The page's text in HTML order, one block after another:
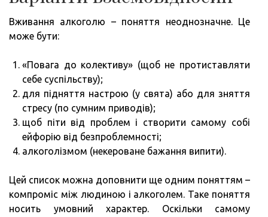
Вживання алкоголю – поняття неоднозначне. Це
може бути:
«Повага до колективу» (щоб не протиставляти
себе суспільству);
для підняття настрою (у свята) або для зняття
стресу (по сумним приводів);
щоб піти від проблем і створити самому собі
ейфорію від безпроблемності;
алкоголізмом (некероване бажання випити).
Цей список можна доповнити ще одним поняттям –
компроміс між людиною і алкоголем. Таке поняття
носить умовний характер. Оскільки самому